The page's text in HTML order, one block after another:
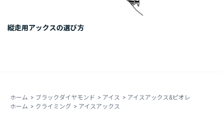
縦走用アックスの選び方
ホーム > ブラックダイヤモンド > アイス > アイスアックス&ピオレ
ホーム > クライミング > アイスアックス